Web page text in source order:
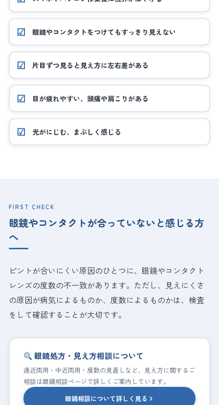
眼鏡やコンタクトをつけてもすっきり見えない
片目ずつ見ると見え方に左右差がある
目が疲れやすい、頭痛や肩こりがある
光がにじむ、まぶしく感じる
FIRST CHECK
眼鏡やコンタクトが合っていないと感じる方
へ
ピントが合いにくい原因のひとつに、眼鏡やコンタクト
レンズの度数の不一致があります。ただし、見えにくさ
の原因が病気によるものか、度数によるものかは、検査
をして確認することが大切です。
眼鏡処方・見え方相談について
遠近両用・中近両用・度数の見直しなど、見え方に関するご
相談は眼鏡相談ページで詳しくご案内しています。
眼鏡相談について詳しく見る